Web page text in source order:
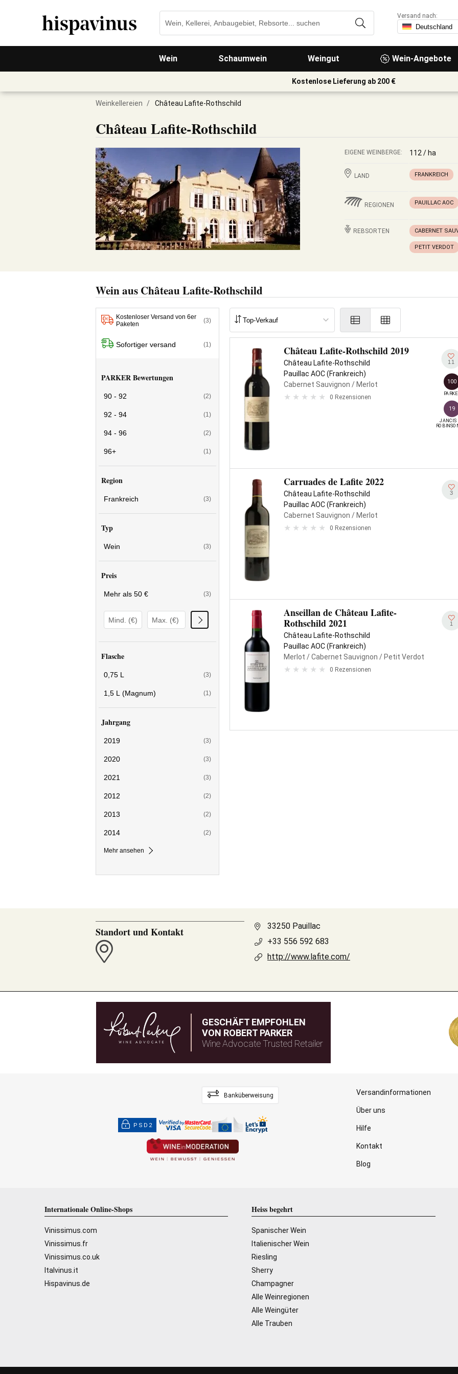
Wein Schaumwein Weingut Wein-Angebote
Versand nach:
Kostenlose Lieferung ab 200 €
Weinkellereien / Château Lafite-Rothschild
Château Lafite-Rothschild
EIGENE WEINBERGE: 112 / ha
LAND FRANKREICH
REGIONEN PAUILLAC AOC
REBSORTEN CABERNET
PETIT VERDOT
Wein aus Château Lafite-Rothschild
Kostenloser Versand von 6er
Paketen
(3)
Sofortiger versand (1)
PARKER Bewertungen
90 - 92 (2)
92 - 94 (1)
94 - 96 (2)
96+ (1)
Region
Frankreich (3)
Typ
Wein (3)
Preis
Mehr als 50 € (3)
Flasche
0,75 L (3)
1,5 L (Magnum) (1)
Jahrgang
2019 (3)
2020 (3)
2021 (3)
2012 (2)
2013 (2)
2014 (2)
Mehr ansehen
Château Lafite-Rothschild 2019
Château Lafite-Rothschild
Pauillac AOC (Frankreich)
Cabernet Sauvignon / Merlot
0 Rezensionen
11
100
19
JANCIS
Carruades de Lafite 2022
Château Lafite-Rothschild
Pauillac AOC (Frankreich)
Cabernet Sauvignon / Merlot
0 Rezensionen
3
Anseillan de Château Lafite-
Rothschild 2021
Château Lafite-Rothschild
Pauillac AOC (Frankreich)
Merlot / Cabernet Sauvignon / Petit Verdot
0 Rezensionen
1
Standort und Kontakt
33250 Pauillac
+33 556 592 683
http://www.lafite.com/
GESCHÄFT EMPFOHLEN
VON ROBERT PARKER
Wine Advocate Trusted Retailer
Banküberweisung
PSD2
Versandinformationen
Über uns
Hilfe
Kontakt
Blog
Internationale Online-Shops
Vinissimus.com
Vinissimus.fr
Vinissimus.co.uk
Italvinus.it
Hispavinus.de
Heiss begehrt
Spanischer Wein
Italienischer Wein
Riesling
Sherry
Champagner
Alle Weinregionen
Alle Weingüter
Alle Trauben